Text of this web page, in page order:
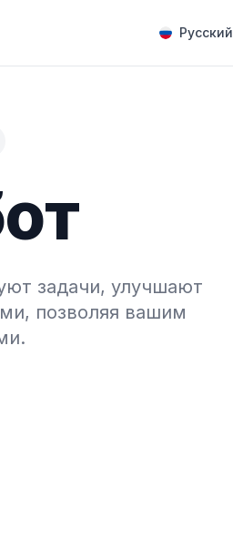
Русский
задачи, улучшают
позволяя вашим